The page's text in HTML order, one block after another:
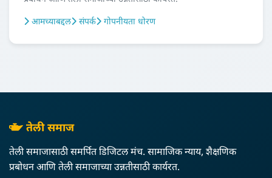
आमच्याबद्दल
संपर्क गोपनीयता धोरण
तेली समाज
तेली समाजासाठी समर्पित डिजिटल मंच. सामाजिक न्याय, शैक्षणिक
प्रबोधन आणि तेली समाजाच्या उन्नतीसाठी कार्यरत.